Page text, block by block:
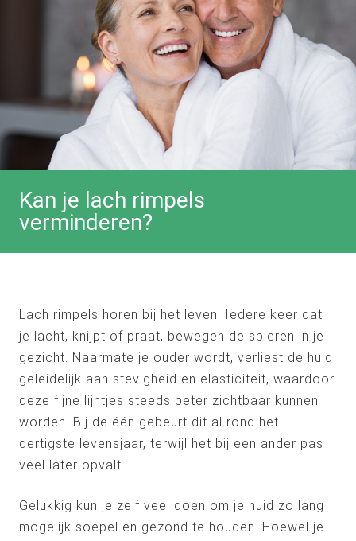
Kan je lach rimpels
verminderen?
Lach rimpels horen bij het leven. Iedere keer dat
je lacht, knijpt of praat, bewegen de spieren in je
gezicht. Naarmate je ouder wordt, verliest de huid
geleidelijk aan stevigheid en elasticiteit, waardoor
deze fijne lijntjes steeds beter zichtbaar kunnen
worden. Bij de één gebeurt dit al rond het
dertigste levensjaar, terwijl het bij een ander pas
veel later opvalt.
Gelukkig kun je zelf veel doen om je huid zo lang
mogelijk soepel en gezond te houden. Hoewel je